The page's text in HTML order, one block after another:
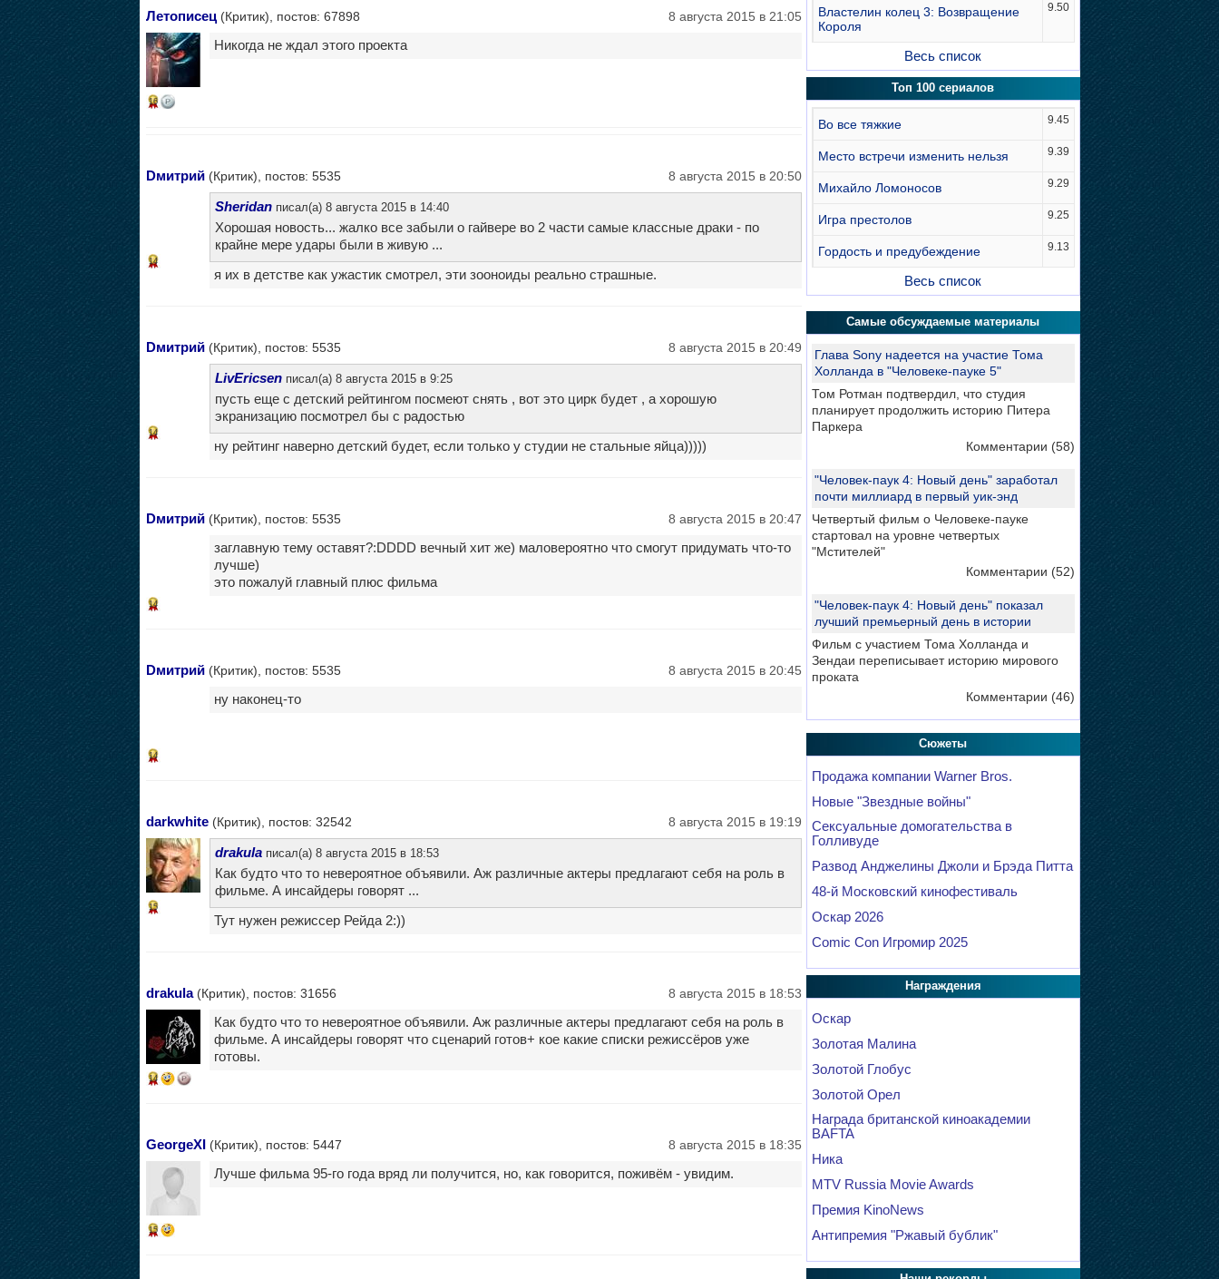
Летописец(Критик), постов: 67898 8 августа 2015 в 21:05
16
Никогда не ждал этого проекта
Dмитрий(Критик), постов: 5535 8 августа 2015 в 20:50
14
Sheridanписал(а) 8 августа 2015 в 14:40
Хорошая новость... жалко все забыли о гайвере во 2 части самые классные драки - по
крайне мере удары были в живую ...
я их в детстве как ужастик смотрел, эти зооноиды реально страшные.
Dмитрий(Критик), постов: 5535 8 августа 2015 в 20:49
14
LivEricsenписал(а) 8 августа 2015 в 9:25
пусть еще с детский рейтингом посмеют снять , вот это цирк будет , а хорошую
экранизацию посмотрел бы с радостью
ну рейтинг наверно детский будет, если только у студии не стальные яйца)))))
Dмитрий(Критик), постов: 5535 8 августа 2015 в 20:47
14
заглавную тему оставят?:DDDD вечный хит же) маловероятно что смогут придумать что-то
лучше)
это пожалуй главный плюс фильма
Dмитрий(Критик), постов: 5535 8 августа 2015 в 20:45
14
ну наконец-то
darkwhite(Критик), постов: 32542 8 августа 2015 в 19:19
15
drakulaписал(а) 8 августа 2015 в 18:53
Как будто что то невероятное объявили. Аж различные актеры предлагают себя на роль в
фильме. А инсайдеры говорят ...
Тут нужен режиссер Рейда 2:))
drakula(Критик), постов: 31656 8 августа 2015 в 18:53
14
Как будто что то невероятное объявили. Аж различные актеры предлагают себя на роль в
фильме. А инсайдеры говорят что сценарий готов+ кое какие списки режиссёров уже
готовы.
GeorgeXI(Критик), постов: 5447 8 августа 2015 в 18:35
15
Лучше фильма 95-го года вряд ли получится, но, как говорится, поживём - увидим.
Властелин колец 3: Возвращение
Короля
9.50
Весь список
Топ 100 сериалов
Во все тяжкие 9.45
Место встречи изменить нельзя 9.39
Михайло Ломоносов 9.29
Игра престолов 9.25
Гордость и предубеждение 9.13
Весь список
Самые обсуждаемые материалы
Глава Sony надеется на участие Тома
Холланда в "Человеке-пауке 5"
Том Ротман подтвердил, что студия
планирует продолжить историю Питера
Паркера
Комментарии (58)
"Человек-паук 4: Новый день" заработал
почти миллиард в первый уик-энд
Четвертый фильм о Человеке-пауке
стартовал на уровне четвертых
"Мстителей"
Комментарии (52)
"Человек-паук 4: Новый день" показал
лучший премьерный день в истории
Фильм с участием Тома Холланда и
Зендаи переписывает историю мирового
проката
Комментарии (46)
Сюжеты
Продажа компании Warner Bros.
Новые "Звездные войны"
Сексуальные домогательства в
Голливуде
Развод Анджелины Джоли и Брэда Питта
48-й Московский кинофестиваль
Оскар 2026
Comic Con Игромир 2025
Награждения
Оскар
Золотая Малина
Золотой Глобус
Золотой Орел
Награда британской киноакадемии
BAFTA
Ника
MTV Russia Movie Awards
Премия KinoNews
Антипремия "Ржавый бублик"